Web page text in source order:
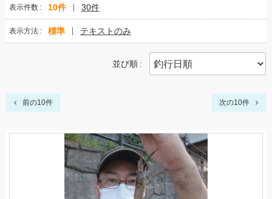
表示件数 10件 30件
表示方法 標準 テキストのみ
並び順
前の10件 次の10件